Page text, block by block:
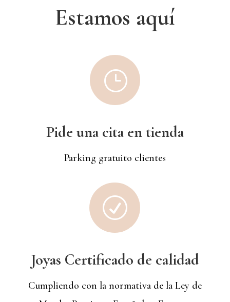
Estamos aquí
}
Pide una cita en tienda
Parking gratuito clientes
R
Joyas Certificado de calidad
Cumpliendo con la normativa de la Ley de